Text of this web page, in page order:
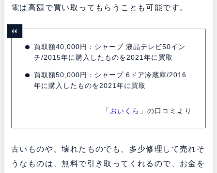
電は高額で買い取ってもらうことも可能です。
買取額40,000円：シャープ 液晶テレビ50イン
チ/2015年に購入したものを2021年に買取
買取額50,000円：シャープ 6ドア冷蔵庫/2016
年に購入したものを2021年に買取
「 おいくら 」の口コミより
古いものや、壊れたものでも、多少修理して売れそ
うなものは、無料で引き取ってくれるので、お金を